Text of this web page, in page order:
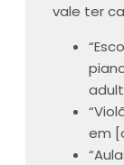
vale ter
em